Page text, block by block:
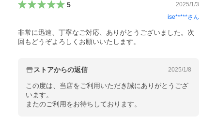
5
2025/1/3
ise*****さん
非常に迅速、丁寧なご対応、ありがとうございました。次
回もどうぞよろしくお願いいたします。
ストアからの返信 2025/1/8
この度は、当店をご利用いただき誠にありがとうござ
います。
またのご利用をお待ちしております。